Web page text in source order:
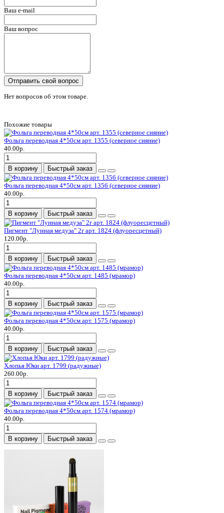
Ваш e-mail
Ваш вопрос
Отправить свой вопрос
Нет вопросов об этом товаре.
Похожие товары
Фольга переводная 4*50см арт. 1355 (северное сияние)
40.00р.
В корзину Быстрый заказ
Фольга переводная 4*50см арт. 1356 (северное сияние)
40.00р.
В корзину Быстрый заказ
Пигмент "Лунная медуза" 2г арт. 1824 (флуоресцетный)
120.00р.
В корзину Быстрый заказ
Фольга переводная 4*50см арт. 1485 (мрамор)
40.00р.
В корзину Быстрый заказ
Фольга переводная 4*50см арт. 1575 (мрамор)
40.00р.
В корзину Быстрый заказ
Хлопья Юки арт. 1799 (радужные)
260.00р.
В корзину Быстрый заказ
Фольга переводная 4*50см арт. 1574 (мрамор)
40.00р.
В корзину Быстрый заказ